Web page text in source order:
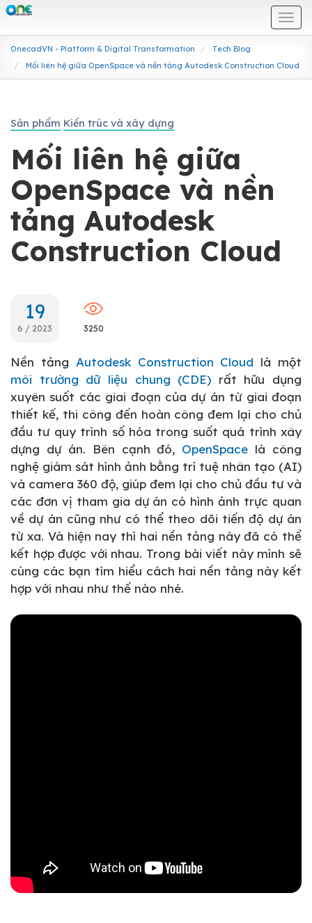
OnecadVN - Platform & Digital Transformation
Tech Blog
Mối liên hệ giữa OpenSpace và nền tảng Autodesk Construction Cloud
Sản phẩm Kiến trúc và xây dựng
Mối liên hệ giữa
OpenSpace và nền
tảng Autodesk
Construction Cloud
19
6 / 2023 3250
Nền tảng Autodesk Construction Cloud là một
môi trường dữ liệu chung (CDE) rất hữu dụng
xuyên suốt các giai đoạn của dự án từ giai đoạn
thiết kế, thi công đến hoàn công đem lại cho chủ
đầu tư quy trình số hóa trong suốt quá trình xây
dựng dự án. Bên cạnh đó, OpenSpace là công
nghệ giám sát hình ảnh bằng trí tuệ nhân tạo (AI)
và camera 360 độ, giúp đem lại cho chủ đầu tư và
các đơn vị tham gia dự án có hình ảnh trực quan
về dự án cũng như có thể theo dõi tiến độ dự án
từ xa. Và hiện nay thì hai nền tảng này đã có thể
kết hợp được với nhau. Trong bài viết này mình sẽ
cùng các bạn tìm hiểu cách hai nền tảng này kết
hợp với nhau như thế nào nhé.